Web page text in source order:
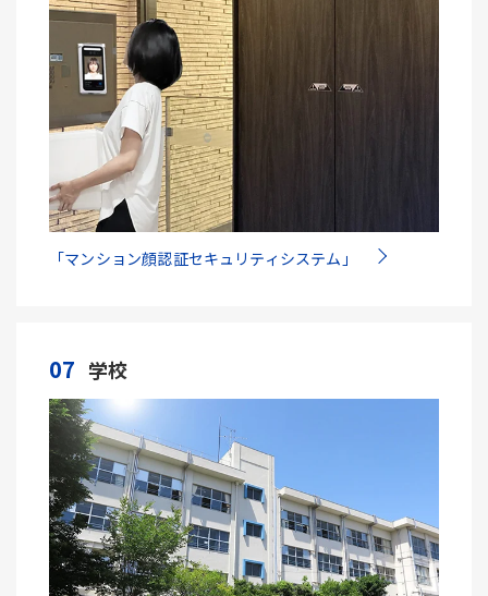
「マンション顔認証セキュリティシステム」
07 学校